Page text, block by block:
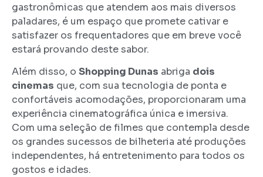
gastronômicas que atendem aos mais diversos
paladares, é um espaço que promete cativar e
satisfazer os frequentadores que em breve você
estará provando deste sabor.
Além disso, o Shopping Dunas abriga dois
cinemas que, com sua tecnologia de ponta e
confortáveis acomodações, proporcionaram uma
experiência cinematográfica única e imersiva.
Com uma seleção de filmes que contempla desde
os grandes sucessos de bilheteria até produções
independentes, há entretenimento para todos os
gostos e idades.